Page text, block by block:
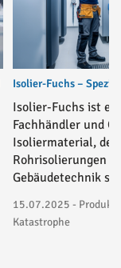
Isolier-Fuchs –
Isolier-Fuchs ist
Fachhändler und
Isoliermaterial, der
Rohrisolierungen
Gebäudetechnik
15.07.2025 -
Katastrophe